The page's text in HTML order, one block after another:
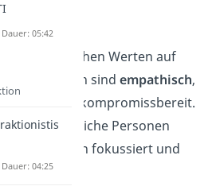
mit hohen Werten auf
Dimension sind empathisch,
und kompromissbereit.
verträgliche Personen
eher auf sich fokussiert und
05:42
04:25